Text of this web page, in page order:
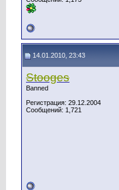
14.01.2010, 23:43
Stooges
Banned
Регистрация: 29.12.2004
Сообщений: 1,721